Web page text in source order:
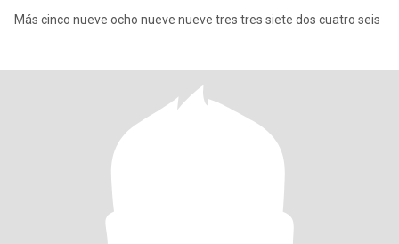
Más cinco nueve ocho nueve nueve tres tres siete dos cuatro seis